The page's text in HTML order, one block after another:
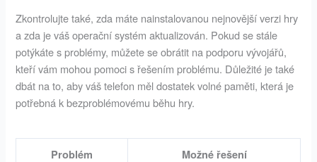
Zkontrolujte také, zda máte nainstalovanou nejnovější verzi hry
a zda je váš operační systém aktualizován. Pokud se stále
potýkáte s problémy, můžete se obrátit na podporu vývojářů,
kteří vám mohou pomoci s řešením problému. Důležité je také
dbát na to, aby váš telefon měl dostatek volné paměti, která je
potřebná k bezproblémovému běhu hry.
Problém Možné řešení